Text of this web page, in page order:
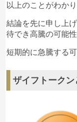
が生まれていく
今回の発表を受
以上のことがわかり
結論を先に申し上
待でき高騰の可能
短期的に急騰する
ザイフトークン